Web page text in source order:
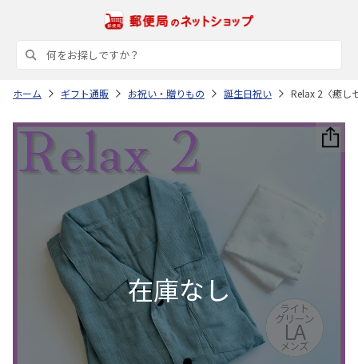
ホーム ギフト通販 お祝い・贈りもの 誕生日祝い Relax 2〈癒し